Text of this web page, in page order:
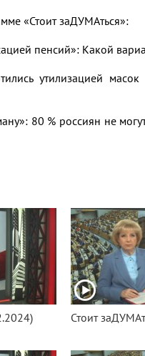
«Стоит заДУМАться»:
пенсий»: Какой
утилизацией
80 % россиян не
Стоит